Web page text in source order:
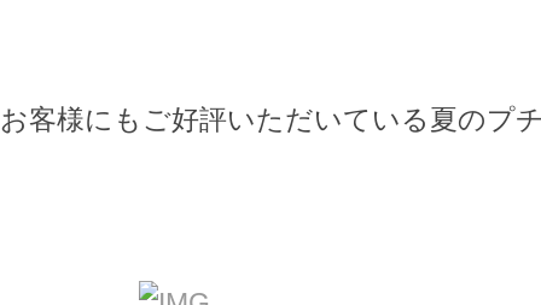
お客様にもご好評いただいている夏のプ